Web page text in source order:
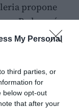
My Personal
third parties, or
for
below opt-out
that after your
propone
en Pedagogía
concentran
en
de